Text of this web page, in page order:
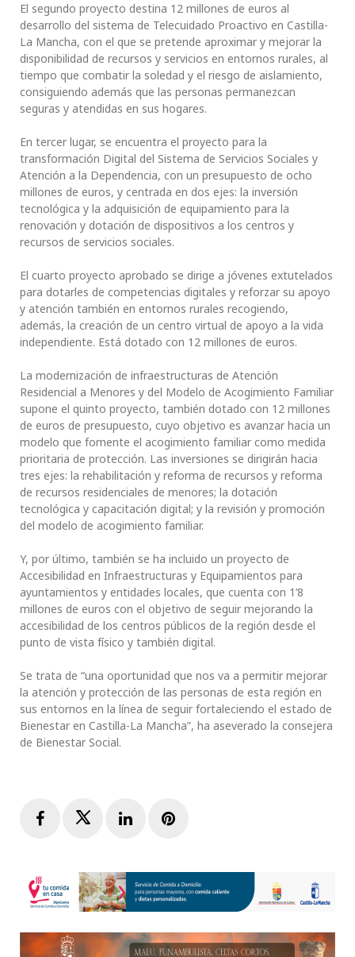
El segundo proyecto destina 12 millones de euros al
desarrollo del sistema de Telecuidado Proactivo en Castilla-
La Mancha, con el que se pretende aproximar y mejorar la
disponibilidad de recursos y servicios en entornos rurales, al
tiempo que combatir la soledad y el riesgo de aislamiento,
consiguiendo además que las personas permanezcan
seguras y atendidas en sus hogares.
En tercer lugar, se encuentra el proyecto para la
transformación Digital del Sistema de Servicios Sociales y
Atención a la Dependencia, con un presupuesto de ocho
millones de euros, y centrada en dos ejes: la inversión
tecnológica y la adquisición de equipamiento para la
renovación y dotación de dispositivos a los centros y
recursos de servicios sociales.
El cuarto proyecto aprobado se dirige a jóvenes extutelados
para dotarles de competencias digitales y reforzar su apoyo
y atención también en entornos rurales recogiendo,
además, la creación de un centro virtual de apoyo a la vida
independiente. Está dotado con 12 millones de euros.
La modernización de infraestructuras de Atención
Residencial a Menores y del Modelo de Acogimiento Familiar
supone el quinto proyecto, también dotado con 12 millones
de euros de presupuesto, cuyo objetivo es avanzar hacia un
modelo que fomente el acogimiento familiar como medida
prioritaria de protección. Las inversiones se dirigirán hacia
tres ejes: la rehabilitación y reforma de recursos y reforma
de recursos residenciales de menores; la dotación
tecnológica y capacitación digital; y la revisión y promoción
del modelo de acogimiento familiar.
Y, por último, también se ha incluido un proyecto de
Accesibilidad en Infraestructuras y Equipamientos para
ayuntamientos y entidades locales, que cuenta con 1’8
millones de euros con el objetivo de seguir mejorando la
accesibilidad de los centros públicos de la región desde el
punto de vista físico y también digital.
Se trata de “una oportunidad que nos va a permitir mejorar
la atención y protección de las personas de esta región en
sus entornos en la línea de seguir fortaleciendo el estado de
Bienestar en Castilla-La Mancha”, ha aseverado la consejera
de Bienestar Social.
FacebookTwitterLinkedInPinterest